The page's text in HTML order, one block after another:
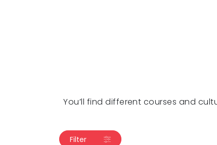
You’ll find different courses and
Filter